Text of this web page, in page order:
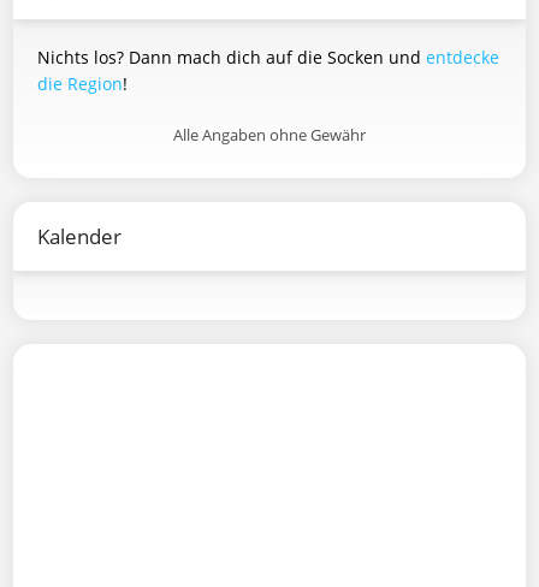
Nichts los? Dann mach dich auf die Socken und entdecke
die Region!
Alle Angaben ohne Gewähr
Kalender